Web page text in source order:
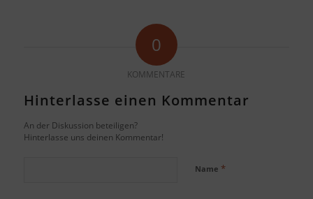
0
KOMMENTARE
Hinterlasse einen Kommentar
An der Diskussion beteiligen?
Hinterlasse uns deinen Kommentar!
Name *